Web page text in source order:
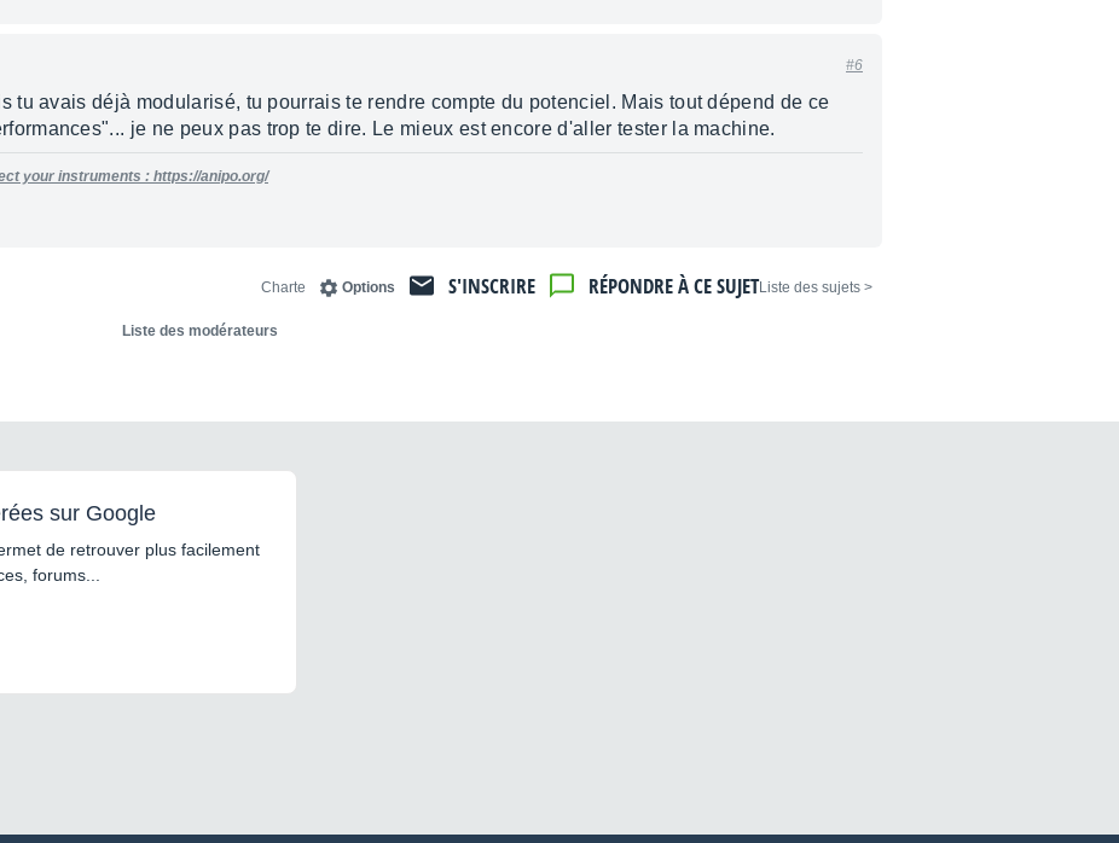
#6
tu avais déjà modularisé, tu pourrais te rendre compte du potenciel. Mais tout dépend de ce
je ne peux pas trop te dire. Le mieux est encore d'aller tester la machine.
your instruments : https://anipo.org/
< Liste des sujets
RÉPONDRE À CE SUJET
S'INSCRIRE
Options
Charte
Liste des modérateurs
sur Google
de retrouver plus facilement
forums...